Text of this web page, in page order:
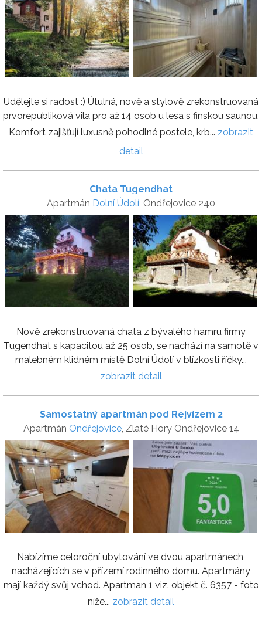
Udělejte si radost :) Útulná, nově a stylově zrekonstruovaná
prvorepubliková vila pro až 14 osob u lesa s finskou saunou.
Komfort zajišťují luxusně pohodlné postele, krb... zobrazit
detail
Chata Tugendhat
Apartmán Dolní Údolí , Ondřejovice 240
Nově zrekonstruovaná chata z bývalého hamru firmy
Tugendhat s kapacitou až 25 osob, se nachází na samotě v
malebném klidném místě Dolní Údolí v blízkosti říčky...
zobrazit detail
Samostatný apartmán pod Rejvízem 2
Apartmán Ondřejovice, Zlaté Hory Ondřejovice 14
Nabízíme celoroční ubytování ve dvou apartmánech,
nacházejících se v přízemí rodinného domu. Apartmány
mají každý svůj vchod. Apartman 1 viz. objekt č. 6357 - foto
níže... zobrazit detail